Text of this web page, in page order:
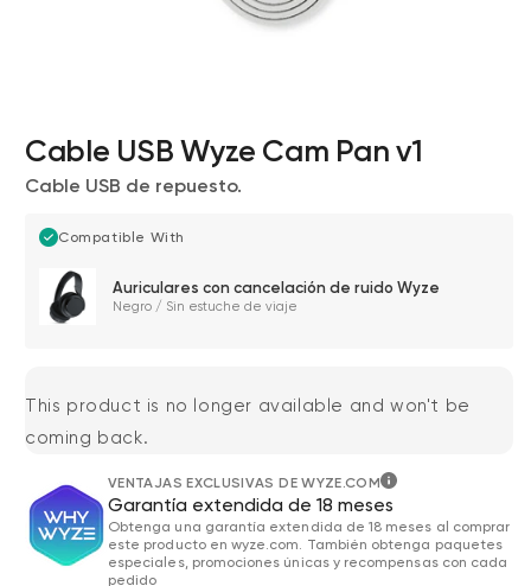
Cable USB Wyze Cam Pan v1
Cable USB de repuesto.
Compatible With
Auriculares con cancelación de ruido Wyze
Negro / Sin estuche de viaje
This product is no longer available and won't be
coming back.
VENTAJAS EXCLUSIVAS DE WYZE.COM
Garantía extendida de 18 meses
Obtenga una garantía extendida de 18 meses al comprar
este producto en wyze.com. También obtenga paquetes
especiales, promociones únicas y recompensas con cada
pedido
32 GB
Blanco